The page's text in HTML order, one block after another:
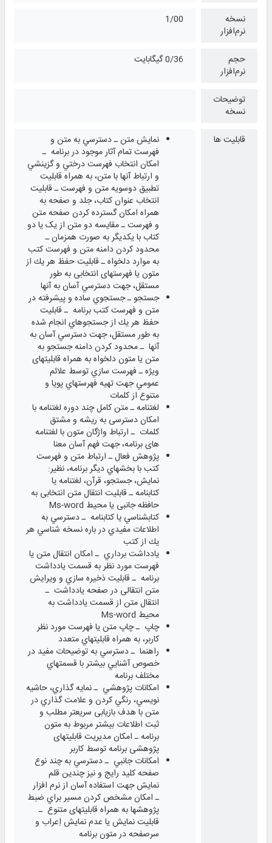
نسخه
نرم‌افزار
1/00
حجم
نرم‌افزار
0/36 گیگابایت
توضیحات
نسخه
قابلیت ها
نمايش متن ـ دسترسي به متن و
فهرست تمام آثار موجود در برنامه ـ
امكان انتخاب فهرست درختي و گزينشي
و ارتباط آنها با متن، به همراه قابليت
تطبیق دوسویه متن و فهرست ـ قابليت
انتخاب عنوان كتاب، جلد و صفحه به
همراه امكان گسترده كردن صفحه متن
و فهرست ـ مقايسه دو متن از یک یا دو
کتاب با یکدیگر به صورت همزمان ـ
محدود كردن دامنه متن و فهرست کتب
به موارد دلخواه ـ قابليت حفظ هر يك از
متون یا فهرستهای انتخابی به طور
مستقل، جهت دسترسي ‌آسان به آنها
جستجو ـ جستجوي ساده و پيشرفته در
متن و فهرست كتب برنامه ـ قابليت
حفظ هر يك از جستجوهاي انجام ‌‌شده
به طور مستقل، جهت دسترسي ‌آسان به
آنها ـ محدود کردن دامنه جستجو به
متن یا متون دلخواه به همراه قابلیتهای
ویژه ـ فهرست‌ سازي توسط علائم
عمومي جهت تهيه فهرستهاي پويا و
متنوع از كلمات
لغتنامه ـ متن کامل چند دوره لغتنامه با
امکان دسترسی به ريشه و مشتق
کلمات ـ ارتباط واژگان متون با لغتنامه
های برنامه، جهت فهم آسان معنا
پژوهش فعال ـ ارتباط متن و فهرست
كتب با بخشهاي دیگر برنامه، نظیر:
نمايش، جستجو، قرآن، لغتنامه يا
کتابنامه ـ قابليت انتقال متن انتخابی به
حافظه جانبی یا محیط Ms-word
كتابشناسي يا كتابنامه ـ دسترسي به
اطلاعات مفيدي در باره نسخه شناسي هر
يك از كتب
يادداشت برداري ـ امكان انتقال متن یا
فهرست مورد نظر به قسمت یادداشت
برنامه ـ قابلیت ذخيره ‌سازي و ويرايش
متن انتقالی در صفحه یادداشت ـ
انتقال متن از قسمت یادداشت به
محيط Ms-word
چاپ ـ چاپ متن یا فهرست مورد نظر
کاربر، به همراه قابليتهاي متعدد
راهنما ـ دسترسي به توضيحات مفيد در
خصوص آشنايي بيشتر با قسمتهاي
مختلف برنامه
امكانات پژوهشي ـ نمايه‌ گذاري، حاشيه
نويسي، رنگي كردن و علامت گذاري در
متن با هدف بازیابی سریعتر مطلب و
ثبت اطلاعات بیشتر مربوط به متون
برنامه ـ امکان مدیریت قابلیتهای
پژوهشی برنامه توسط کاربر
امكانات جانبي ـ دسترسي به چند نوع
صفحه‌ كليد رايج و نيز چندين قلم
نمايش جهت استفاده آسان از نرم افزار
ـ امكان مشخص كردن مسير براي ضبط
پژوهشها به همراه قابليتهای متنوع ـ
قابلیت نمایش یا عدم نمایش اِعراب و
سرصفحه در متون برنامه